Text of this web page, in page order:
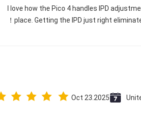
"I love how the Pico 4 handles IPD
place. Getting the IPD just right eliminated
Oct 23.2025